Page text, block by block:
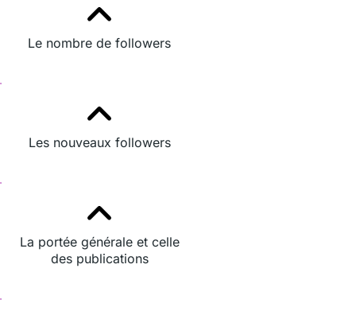
Le nombre de followers
Les nouveaux followers
La portée générale et celle
des publications